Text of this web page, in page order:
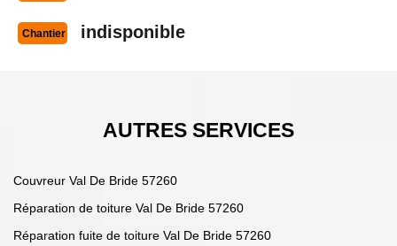
Chantier indisponible
AUTRES SERVICES
Couvreur Val De Bride 57260
Réparation de toiture Val De Bride 57260
Réparation fuite de toiture Val De Bride 57260